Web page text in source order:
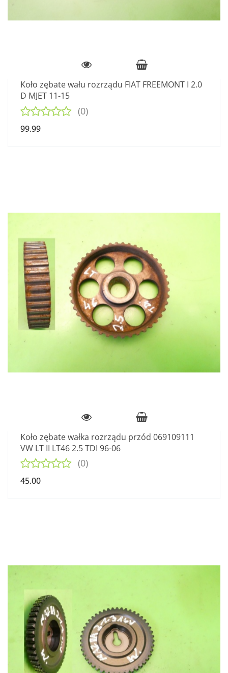
Koło zębate wału rozrządu FIAT FREEMONT I 2.0
D MJET 11-15
(0)
99.99
Koło zębate wałka rozrządu przód 069109111
VW LT II LT46 2.5 TDI 96-06
(0)
45.00